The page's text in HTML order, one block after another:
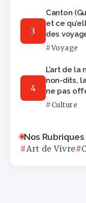
Canton
et ce
des
Voyage
L’art de
non-dits,
ne pas
Culture
Nos Rubriques
Art de Vivre